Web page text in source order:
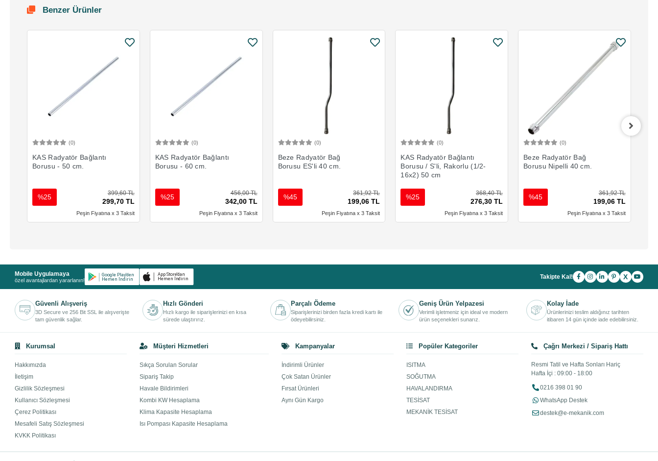
Benzer Ürünler
(0)
KAS Radyatör Bağlantı
Borusu - 50 cm.
399,60 TL
299,70 TL
%25
Peşin Fiyatına x 3 Taksit
(0)
KAS Radyatör Bağlantı
Borusu - 60 cm.
456,00 TL
342,00 TL
%25
Peşin Fiyatına x 3 Taksit
(0)
Beze Radyatör Bağ
Borusu ES'li 40 cm.
361,92 TL
199,06 TL
%45
Peşin Fiyatına x 3 Taksit
(0)
KAS Radyatör Bağlantı
Borusu / S'li, Rakorlu (1/2-
16x2) 50 cm
368,40 TL
276,30 TL
%25
Peşin Fiyatına x 3 Taksit
(0)
Beze Radyatör Bağ
Borusu Nipelli 40 cm.
361,92 TL
199,06 TL
%45
Peşin Fiyatına x 3 Taksit
Mobile Uygulamaya
özel avantajlardan yararlanın! Takipte Kal! X
Güvenli Alışveriş
3D Secure ve 256 Bit SSL ile alışverişte
tam güvenlik sağlar.
Hızlı Gönderi
Hızlı kargo ile siparişlerinizi en kısa
sürede ulaştırırız.
Parçalı Ödeme
Siparişlerinizi birden fazla kredi kartı ile
ödeyebilirsiniz.
Geniş Ürün Yelpazesi
Verimli işletmeniz için ideal ve modern
ürün seçenekleri sunarız.
Kolay İade
Ürünlerinizi teslim aldığınız tarihten
itibaren 14 gün içinde iade edebilirsiniz.
Kurumsal
Hakkımızda
İletişim
Gizlilik Sözleşmesi
Kullanıcı Sözleşmesi
Çerez Politikası
Mesafeli Satış Sözleşmesi
KVKK Politikası
Müşteri Hizmetleri
Sıkça Sorulan Sorular
Sipariş Takip
Havale Bildirimleri
Kombi KW Hesaplama
Klima Kapasite Hesaplama
Isı Pompası Kapasite Hesaplama
Kampanyalar
İndirimli Ürünler
Çok Satan Ürünler
Fırsat Ürünleri
Aynı Gün Kargo
Popüler Kategoriler
ISITMA
SOĞUTMA
HAVALANDIRMA
TESİSAT
MEKANİK TESİSAT
Çağrı Merkezi / Sipariş Hattı
Resmi Tatil ve Hafta Sonları Hariç
Hafta İçi : 09:00 - 18:00
0216 398 01 90
WhatsApp Destek
destek@e-mekanik.com